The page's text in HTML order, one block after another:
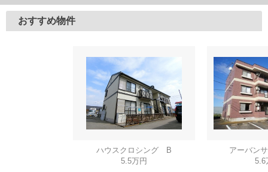
おすすめ物件
ハウスクロシング B
5.5万円
アーバン
5.6